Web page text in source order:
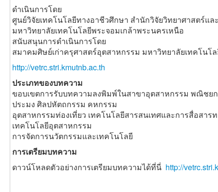
ดำเนินการโดย
ศูนย์วิจัยเทคโนโลยีทางอาชีวศึกษา สำนักวิจัยวิทยาศาสตร์แล
มหาวิทยาลัยเทคโนโลยีพระจอมเกล้าพระนครเหนือ
สนับสนุนการดำเนินการโดย
สมาคมศิษย์เก่าครุศาสตร์อุตสาหกรรม มหาวิทยาลัยเทคโนโ
http://vetrc.stri.kmutnb.ac.th
ประเภทของบทความ
ขอบเขตการรับบทความลงพิมพ์ในสาขาอุตสาหกรรม พณิชย
ประมง ศิลปหัตถกรรม คหกรรม
อุตสาหกรรมท่องเที่ยว เทคโนโลยีสารสนเทศและการสื่อสา
เทคโนโลยีอุตสาหกรรม
การจัดการนวัตกรรมและเทคโนโลยี
การเตรียมบทความ
ดาวน์โหลดตัวอย่างการเตรียมบทความได้ที่นี่ http://